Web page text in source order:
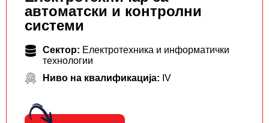
автоматски и контролни
системи
Сектор: Електротехника и информатички
технологии
Ниво на квалификација: IV